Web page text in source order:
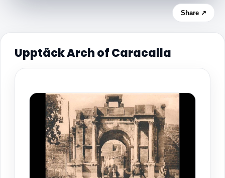
Share ↗
Upptäck Arch of Caracalla